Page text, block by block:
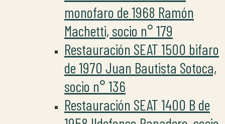
monofaro de 1968 Ramón
Machetti, socio n° 179
Restauración SEAT 1500 bifaro
de 1970 Juan Bautista Sotoca,
socio n° 136
Restauración SEAT 1400 B de